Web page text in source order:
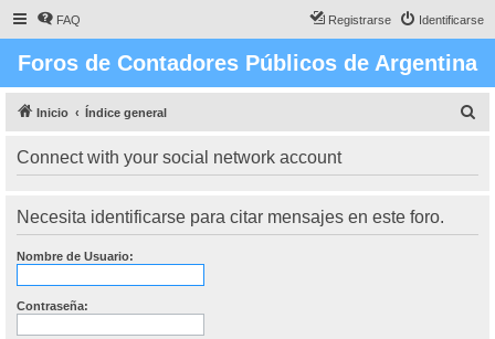
FAQ Identificarse
Registrarse
Foros de Contadores Públicos de Argentina
Inicio Índice general
Connect with your social network account
Necesita identificarse para citar mensajes en este foro.
Nombre de Usuario:
Contraseña: